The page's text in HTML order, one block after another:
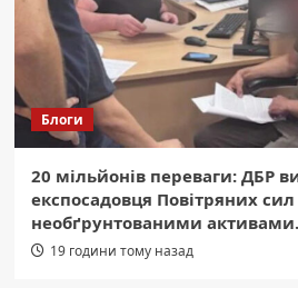
Блоги
20 мільйонів переваги: ДБР
експосадовця Повітряних сил
необґрунтованими активами.
19 години тому назад